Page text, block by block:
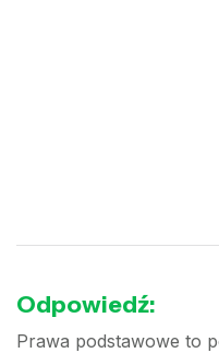
Odpowiedź:
Prawa podstawowe to